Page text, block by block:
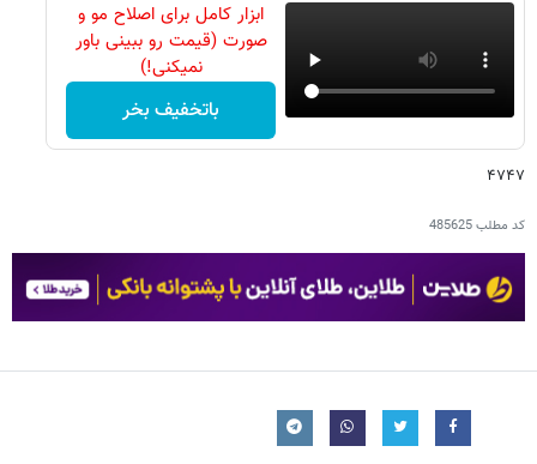
ابزار کامل برای اصلاح مو و
صورت (قیمت رو ببینی باور
نمیکنی!)
باتخفیف بخر
۴۷۴۷
کد مطلب485625